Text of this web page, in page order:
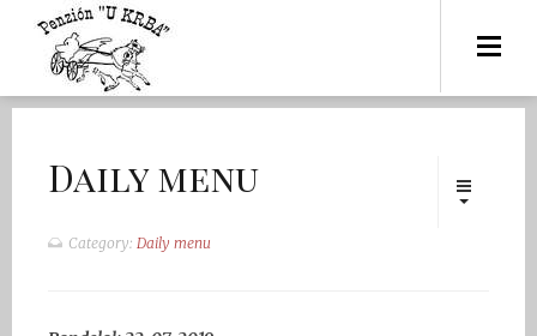
Daily menu
Category: Daily menu